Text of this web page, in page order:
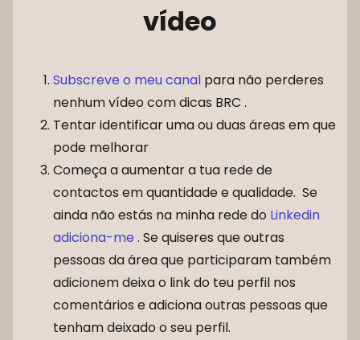
vídeo
Subscreve o meu canal para não perderes
nenhum vídeo com dicas BRC .
Tentar identificar uma ou duas áreas em que
pode melhorar
Começa a aumentar a tua rede de
contactos em quantidade e qualidade. Se
ainda não estás na minha rede do Linkedin
adiciona-me . Se quiseres que outras
pessoas da área que participaram também
adicionem deixa o link do teu perfil nos
comentários e adiciona outras pessoas que
tenham deixado o seu perfil.